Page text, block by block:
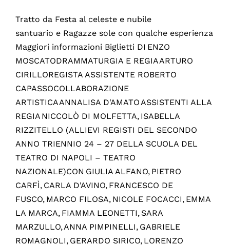
Tratto da Festa al celeste e nubile
santuario e Ragazze sole con qualche esperienza
Maggiori informazioni Biglietti DI ENZO
MOSCATODRAMMATURGIA E REGIA ARTURO
CIRILLOREGISTA ASSISTENTE ROBERTO
CAPASSOCOLLABORAZIONE
ARTISTICA ANNALISA D'AMATO ASSISTENTI ALLA
REGIA NICCOLÒ DI MOLFETTA, ISABELLA
RIZZITELLO (ALLIEVI REGISTI DEL SECONDO
ANNO TRIENNIO 24 – 27 DELLA SCUOLA DEL
TEATRO DI NAPOLI – TEATRO
NAZIONALE)CON GIULIA ALFANO, PIETRO
CARFÌ, CARLA D'AVINO, FRANCESCO DE
FUSCO, MARCO FILOSA, NICOLE FOCACCI, EMMA
LA MARCA, FIAMMA LEONETTI, SARA
MARZULLO, ANNA PIMPINELLI, GABRIELE
ROMAGNOLI, GERARDO SIRICO, LORENZO